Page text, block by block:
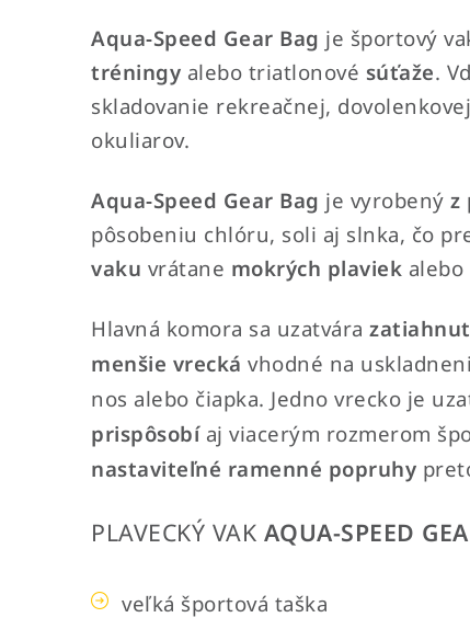
Aqua-Speed Gear Bag je športový
tréningy alebo triatlonové súťaže.
skladovanie rekreačnej,
okuliarov.
Aqua-Speed Gear Bag je vyrobený z
pôsobeniu chlóru, soli aj slnka, čo
vaku vrátane mokrých plaviek
Hlavná komora sa uzatvára
menšie vrecká vhodné na
nos alebo čiapka. Jedno vrecko je
prispôsobíaj viacerým rozmerom
nastaviteľné ramenné popruhy
PLAVECKÝ VAK AQUA-SPEED
veľká športová taška